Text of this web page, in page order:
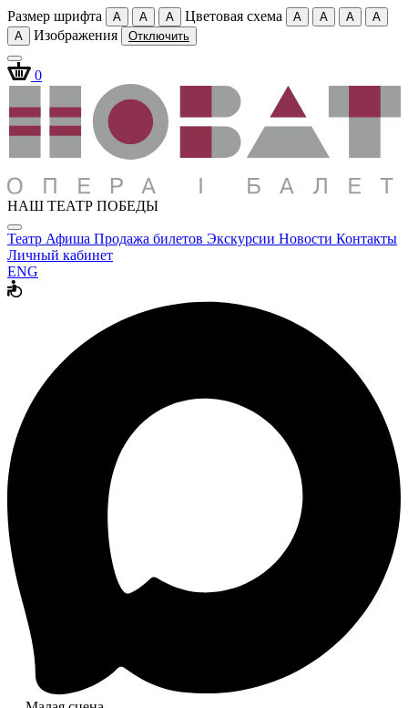
Размер шрифта A A A Цветовая схема A A A
A
A
Изображения Отключить
0
НАШ ТЕАТР ПОБЕДЫ
Театр Афиша Продажа билетов Экскурсии Новости Контакты
Личный кабинет
ENG